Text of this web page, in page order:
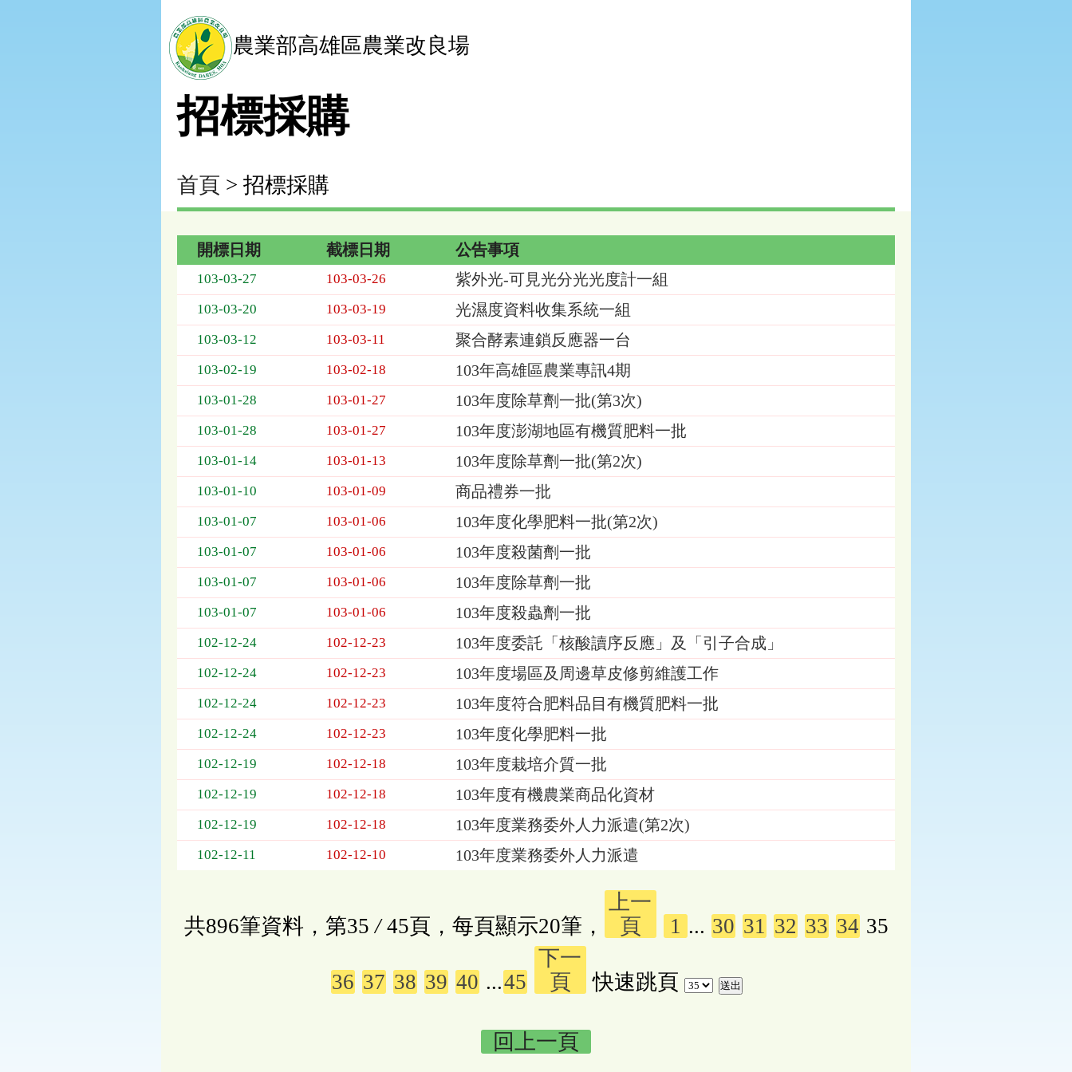
農業部高雄區農業改良場
招標採購
首頁 > 招標採購
購
表，
位
為：
期、
標
開標日期 截標日期 公告事項
103-03-27 103-03-26 紫外光-可見光分光光度計一組
103-03-20 103-03-19 光濕度資料收集系統一組
103-03-12 103-03-11 聚合酵素連鎖反應器一台
103-02-19 103-02-18 103年高雄區農業專訊4期
103-01-28 103-01-27 103年度除草劑一批(第3次)
103-01-28 103-01-27 103年度澎湖地區有機質肥料一批
103-01-14 103-01-13 103年度除草劑一批(第2次)
103-01-10 103-01-09 商品禮券一批
103-01-07 103-01-06 103年度化學肥料一批(第2次)
103-01-07 103-01-06 103年度殺菌劑一批
103-01-07 103-01-06 103年度除草劑一批
103-01-07 103-01-06 103年度殺蟲劑一批
102-12-24 102-12-23 103年度委託「核酸讀序反應」及「引子合成」
102-12-24 102-12-23 103年度場區及周邊草皮修剪維護工作
102-12-24 102-12-23 103年度符合肥料品目有機質肥料一批
102-12-24 102-12-23 103年度化學肥料一批
102-12-19 102-12-18 103年度栽培介質一批
102-12-19 102-12-18 103年度有機農業商品化資材
102-12-19 102-12-18 103年度業務委外人力派遣(第2次)
102-12-11 102-12-10 103年度業務委外人力派遣
共896筆資料，第35 /45頁，每頁顯示20筆，
上一
頁
1 ... 30 31 32 33 34 35
36 37 38 39 40 ...45
下一
頁
快速跳頁
回上一頁